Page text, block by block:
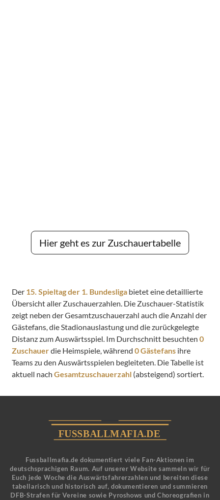
Hier geht es zur Zuschauertabelle
Der 15. Spieltag der 1. Bundesliga bietet eine detaillierte
Übersicht aller Zuschauerzahlen. Die Zuschauer-Statistik
zeigt neben der Gesamtzuschauerzahl auch die Anzahl der
Gästefans, die Stadionauslastung und die zurückgelegte
Distanz zum Auswärtsspiel. Im Durchschnitt besuchten 0
Zuschauerdie Heimspiele, während 0 Gästefans ihre
Teams zu den Auswärtsspielen begleiteten. Die Tabelle ist
aktuell nach Gesamtzuschauerzahl (absteigend) sortiert.
Fussballmafia.de dokumentiert viele Fan-Aktionen im
deutschsprachigen Raum. Auf unserer Website sammeln wir für
Euch jede Woche die Auswärtsfahrerzahlen und bereiten diese
tabellarisch und historisch auf, dokumentieren und summieren
DFB-Strafen für Vereine sowie Pyroshows und Choreografien in